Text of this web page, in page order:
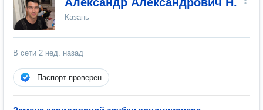
Казань
В сети 2 нед. назад
Паспорт проверен